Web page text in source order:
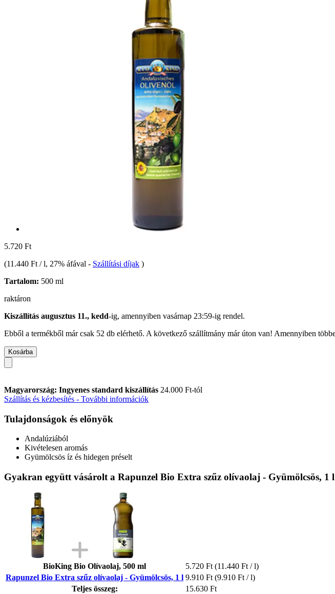
5.720 Ft
(11.440 Ft / l, 27% áfával - Szállítási díjak )
Tartalom: 500 ml
raktáron
Kiszállítás augusztus 11., kedd-ig, amennyiben vasárnap 23:59-ig rendel.
Ebből a termékből már csak 52 db elérhető. A következő szállítmány már úton van! Amennyiben
Kosárba
Magyarország: Ingyenes standard kiszállítás 24.000 Ft-tól
Szállítás és kézbesítés - További információk
Tulajdonságok és előnyök
Andalúziából
Kivételesen aromás
Gyümölcsös íz és hidegen préselt
Gyakran együtt vásárolt a Rapunzel Bio Extra szűz olívaolaj - Gyümölcsös, 1
BioKing Bio Olívaolaj, 500 ml 5.720 Ft (11.440 Ft / l)
Rapunzel Bio Extra szűz olívaolaj - Gyümölcsös, 1 l 9.910 Ft (9.910 Ft / l)
Teljes összeg:
15.630 Ft